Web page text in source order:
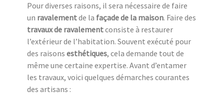
Pour diverses raisons, il sera nécessaire de faire
un ravalementde la façade de la maison. Faire des
travaux de ravalementconsiste à restaurer
l’extérieur de l’habitation. Souvent exécuté pour
des raisons esthétiques, cela demande tout de
même une certaine expertise. Avant d’entamer
les travaux, voici quelques démarches courantes
des artisans :